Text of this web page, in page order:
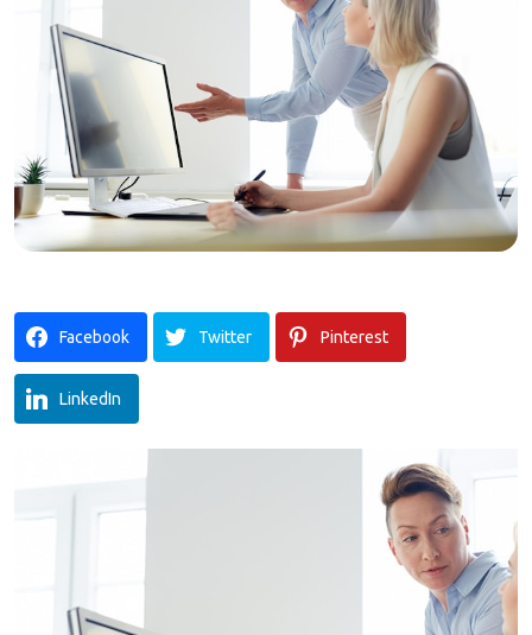
Facebook Twitter Pinterest
LinkedIn